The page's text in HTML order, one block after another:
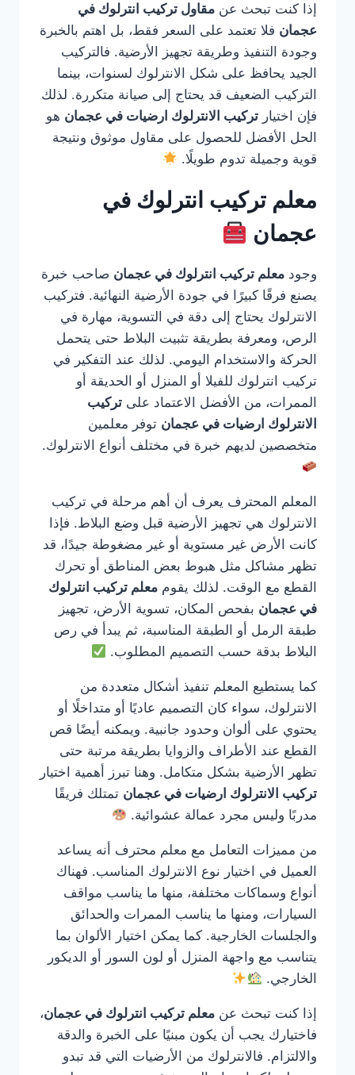
إذا كنت تبحث عن مقاول تركيب انترلوك في
عجمان فلا تعتمد على السعر فقط، بل اهتم بالخبرة
وجودة التنفيذ وطريقة تجهيز الأرضية. فالتركيب
الجيد يحافظ على شكل الانترلوك لسنوات، بينما
التركيب الضعيف قد يحتاج إلى صيانة متكررة. لذلك
فإن اختيار تركيب الانترلوك ارضيات في عجمان هو
الحل الأفضل للحصول على مقاول موثوق ونتيجة
قوية وجميلة تدوم طويلًا.
معلم تركيب انترلوك في
عجمان
وجود معلم تركيب انترلوك في عجمان صاحب خبرة
يصنع فرقًا كبيرًا في جودة الأرضية النهائية. فتركيب
الانترلوك يحتاج إلى دقة في التسوية، مهارة في
الرص، ومعرفة بطريقة تثبيت البلاط حتى يتحمل
الحركة والاستخدام اليومي. لذلك عند التفكير في
تركيب انترلوك للفيلا أو المنزل أو الحديقة أو
الممرات، من الأفضل الاعتماد على تركيب
الانترلوك ارضيات في عجمان توفر معلمين
متخصصين لديهم خبرة في مختلف أنواع الانترلوك.
المعلم المحترف يعرف أن أهم مرحلة في تركيب
الانترلوك هي تجهيز الأرضية قبل وضع البلاط. فإذا
كانت الأرض غير مستوية أو غير مضغوطة جيدًا، قد
تظهر مشاكل مثل هبوط بعض المناطق أو تحرك
القطع مع الوقت. لذلك يقوم معلم تركيب انترلوك
في عجمان بفحص المكان، تسوية الأرض، تجهيز
طبقة الرمل أو الطبقة المناسبة، ثم يبدأ في رص
البلاط بدقة حسب التصميم المطلوب.
كما يستطيع المعلم تنفيذ أشكال متعددة من
الانترلوك، سواء كان التصميم عاديًا أو متداخلًا أو
يحتوي على ألوان وحدود جانبية. ويمكنه أيضًا قص
القطع عند الأطراف والزوايا بطريقة مرتبة حتى
تظهر الأرضية بشكل متكامل. وهنا تبرز أهمية اختيار
تركيب الانترلوك ارضيات في عجمان تمتلك فريقًا
مدربًا وليس مجرد عمالة عشوائية.
من مميزات التعامل مع معلم محترف أنه يساعد
العميل في اختيار نوع الانترلوك المناسب. فهناك
أنواع وسماكات مختلفة، منها ما يناسب مواقف
السيارات، ومنها ما يناسب الممرات والحدائق
والجلسات الخارجية. كما يمكن اختيار الألوان بما
يتناسب مع واجهة المنزل أو لون السور أو الديكور
الخارجي.
إذا كنت تبحث عن معلم تركيب انترلوك في عجمان،
فاختيارك يجب أن يكون مبنيًا على الخبرة والدقة
والالتزام. فالانترلوك من الأرضيات التي قد تبدو